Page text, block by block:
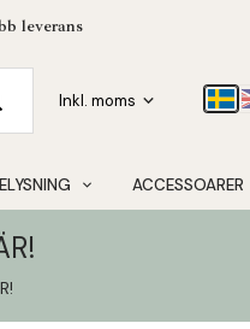
leverans
ACCESSOARER
!